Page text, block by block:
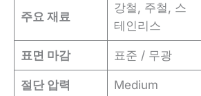
주요 재료
강철, 주철, 스
테인리스
표면 마감 표준 / 무광
절단 압력 Medium